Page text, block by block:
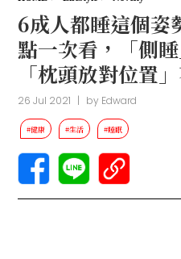
6成人都睡這個姿
點一次看，「側
「枕頭放對位置
26 Jul 2021 | by Edward
#健康 #生活 #睡眠